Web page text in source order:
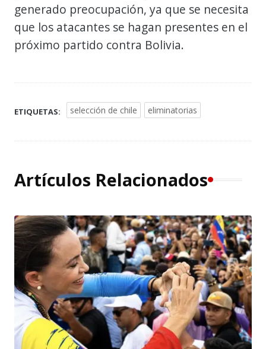
generado preocupación, ya que se necesita
que los atacantes se hagan presentes en el
próximo partido contra Bolivia.
ETIQUETAS: selección de chile eliminatorias
Artículos Relacionados